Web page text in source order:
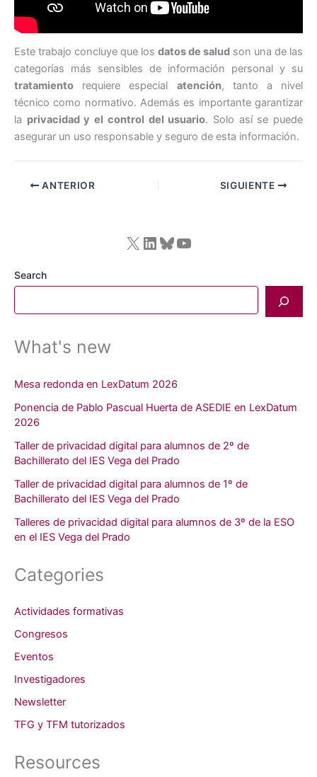
Este trabajo concluye que los datos de salud son una de las
categorías más sensibles de información personal y su
tratamiento requiere especial atención, tanto a nivel
técnico como normativo. Además es importante garantizar
la privacidad y el control del usuario. Solo así se puede
asegurar un uso responsable y seguro de esta información.
ANTERIOR SIGUIENTE
X LinkedIn Bluesky YouTube
Search
What's new
Mesa redonda en LexDatum 2026
Ponencia de Pablo Pascual Huerta de ASEDIE en LexDatum
2026
Taller de privacidad digital para alumnos de 2º de
Bachillerato del IES Vega del Prado
Taller de privacidad digital para alumnos de 1º de
Bachillerato del IES Vega del Prado
Talleres de privacidad digital para alumnos de 3º de la ESO
en el IES Vega del Prado
Categories
Actividades formativas
Congresos
Eventos
Investigadores
Newsletter
TFG y TFM tutorizados
Resources